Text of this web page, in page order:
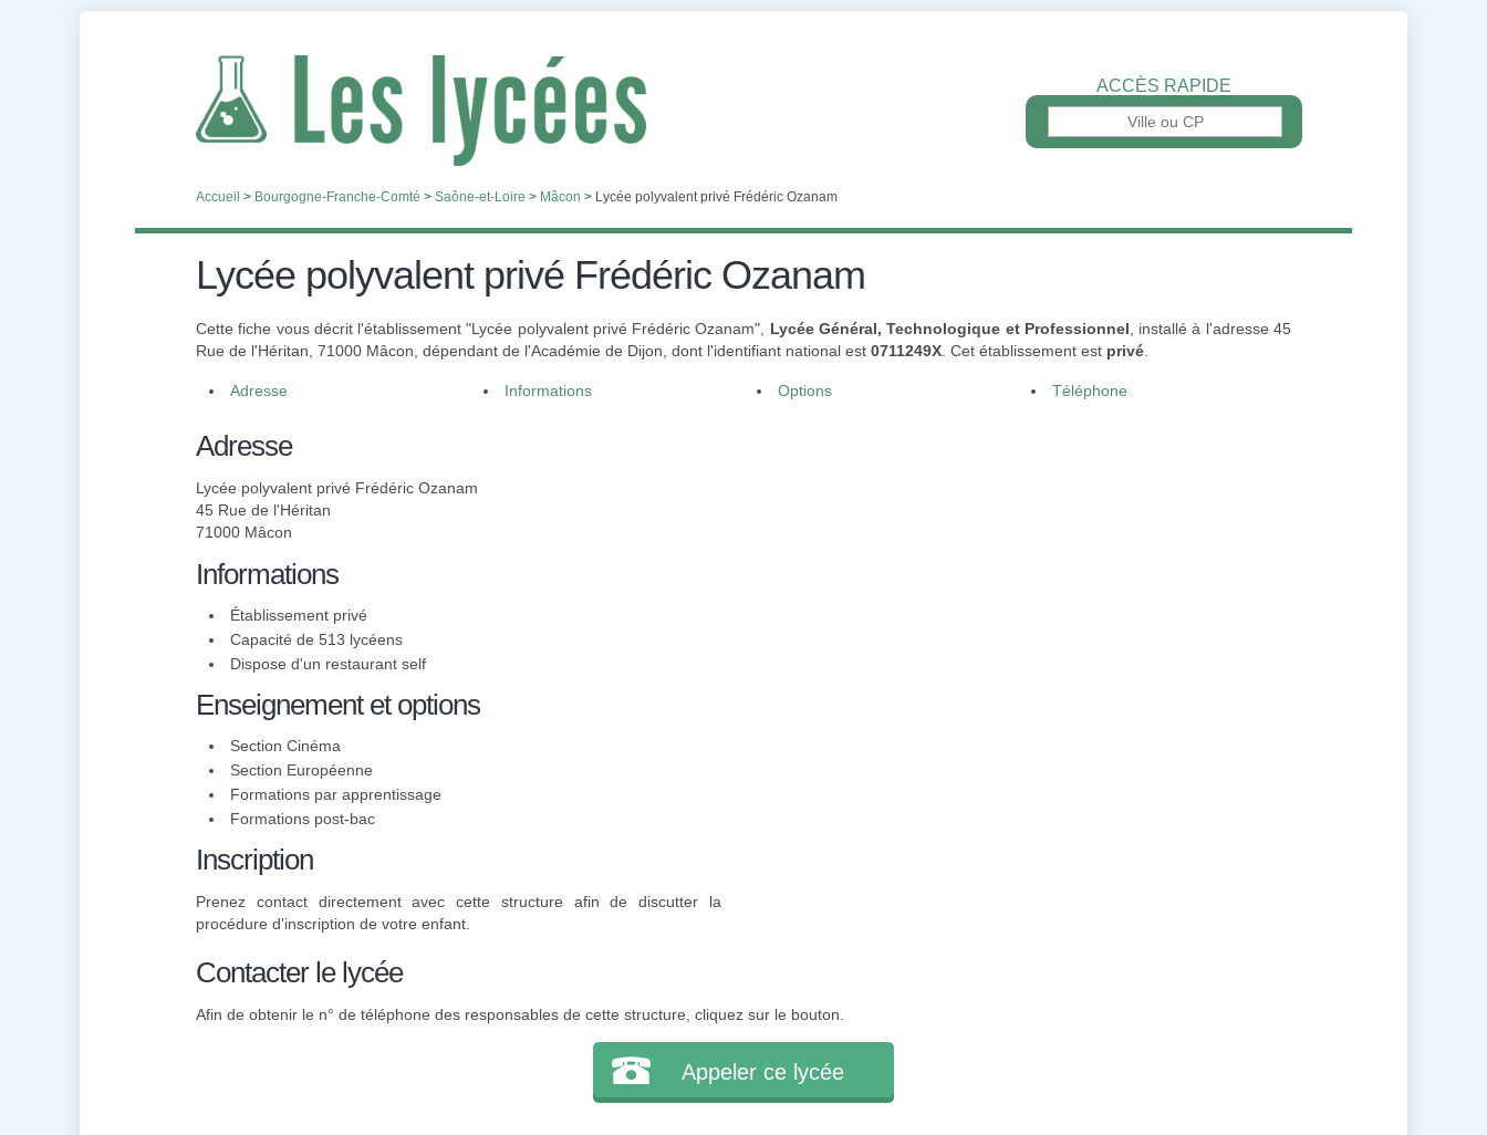
ACCÈS RAPIDE
Accueil > Bourgogne-Franche-Comté > Saône-et-Loire > Mâcon > Lycée polyvalent privé Frédéric Ozanam
Lycée polyvalent privé Frédéric Ozanam
Cette fiche vous décrit l'établissement "Lycée polyvalent privé Frédéric Ozanam", Lycée Général, Technologique et Professionnel , installé à l'adresse 45
Rue de l'Héritan, 71000 Mâcon, dépendant de l'Académie de Dijon, dont l'identifiant national est 0711249X . Cet établissement est privé
Adresse Informations Options Téléphone
Adresse
Lycée polyvalent privé Frédéric Ozanam
45 Rue de l'Héritan
71000 Mâcon
Informations
Établissement privé
Capacité de 513 lycéens
Dispose d'un restaurant self
Enseignement et options
Section Cinéma
Section Européenne
Formations par apprentissage
Formations post-bac
Inscription
Prenez contact directement avec cette structure afin de discutter la
procédure d'inscription de votre enfant.
Contacter le lycée
Afin de obtenir le n° de téléphone des responsables de cette structure, cliquez sur le bouton.
Appeler ce lycée